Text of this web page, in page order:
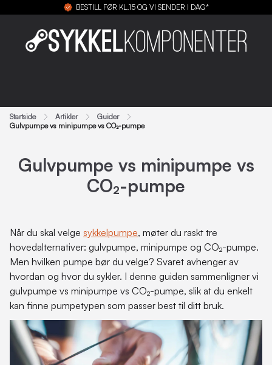
BESTILL FØR KL.15 OG VI SENDER I DAG*
Startside Artikler
Guider
Gulvpumpe vs minipumpe vs CO₂-pumpe
Gulvpumpe vs minipumpe vs
CO₂-pumpe
Når du skal velge sykkelpumpe, møter du raskt tre
hovedalternativer: gulvpumpe, minipumpe og CO₂-pumpe.
Men hvilken pumpe bør du velge? Svaret avhenger av
hvordan og hvor du sykler. I denne guiden sammenligner vi
gulvpumpe vs minipumpe vs CO₂-pumpe, slik at du enkelt
kan finne pumpetypen som passer best til ditt bruk.